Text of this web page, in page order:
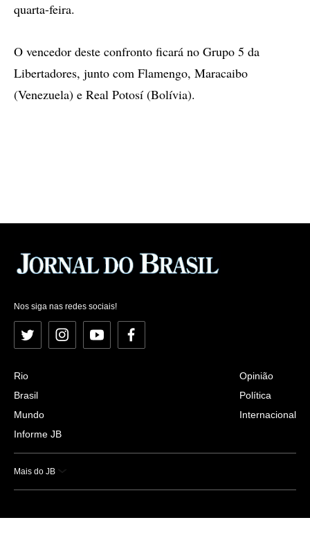
quarta-feira.
O vencedor deste confronto ficará no Grupo 5 da
Libertadores, junto com Flamengo, Maracaibo
(Venezuela) e Real Potosí (Bolívia).
Nos siga nas redes sociais!
Twitter InstagramYouTubeFacebook
Rio
Brasil
Mundo
Informe JB
Opinião
Política
Internacional
Mais do JB
Esportes